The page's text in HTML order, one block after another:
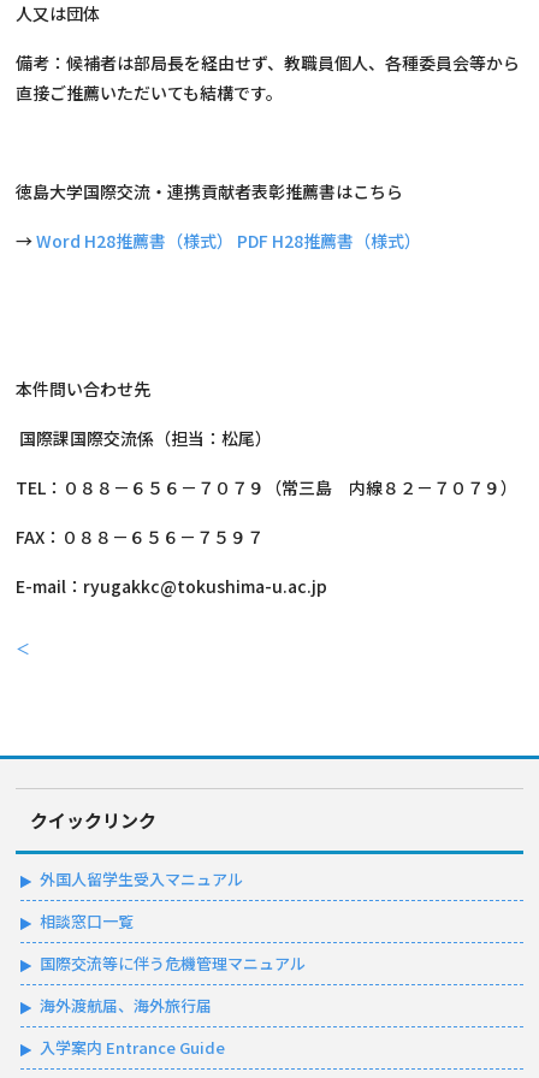
人又は団体
備考：候補者は部局長を経由せず、教職員個人、各種委員会等から
直接ご推薦いただいても結構です。
徳島大学国際交流・連携貢献者表彰推薦書はこちら
→Word H28推薦書（様式） PDF H28推薦書（様式）
本件問い合わせ先
国際課国際交流係（担当：松尾）
TEL：０８８－６５６－７０７９（常三島 内線８２－７０７９）
FAX：０８８－６５６－７５９７
E-mail：ryugakkc@tokushima-u.ac.jp
＜
クイックリンク
外国人留学生受入マニュアル
相談窓口一覧
国際交流等に伴う危機管理マニュアル
海外渡航届、海外旅行届
入学案内 Entrance Guide